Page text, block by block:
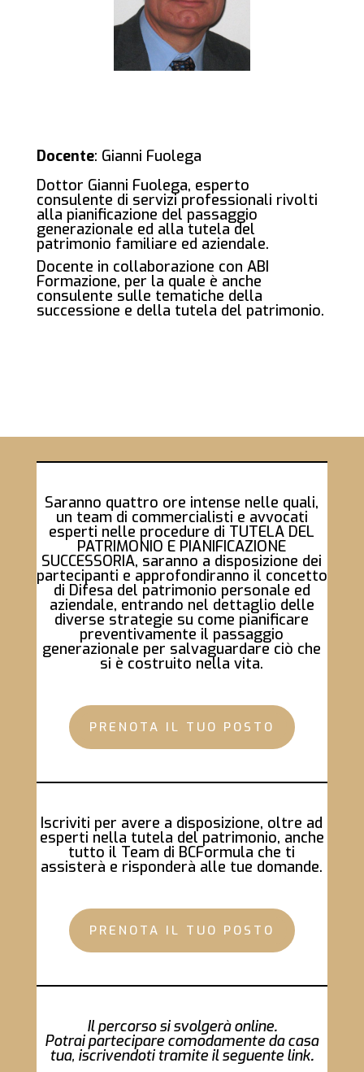
Docente: Gianni Fuolega
Dottor Gianni Fuolega, esperto
consulente di servizi professionali rivolti
alla pianificazione del passaggio
generazionale ed alla tutela del
patrimonio familiare ed aziendale.
Docente in collaborazione con ABI
Formazione, per la quale è anche
consulente sulle tematiche della
successione e della tutela del patrimonio.
Saranno quattro ore intense nelle quali,
un team di commercialisti e avvocati
esperti nelle procedure di TUTELA DEL
PATRIMONIO E PIANIFICAZIONE
SUCCESSORIA, saranno a disposizione dei
partecipanti e approfondiranno il concetto
di Difesa del patrimonio personale ed
aziendale, entrando nel dettaglio delle
diverse strategie su come pianificare
preventivamente il passaggio
generazionale per salvaguardare ciò che
si è costruito nella vita.
PRENOTA IL TUO POSTO
Iscriviti per avere a disposizione, oltre ad
esperti nella tutela del patrimonio, anche
tutto il Team di BCFormula che ti
assisterà e risponderà alle tue domande.
PRENOTA IL TUO POSTO
Il percorso si svolgerà online.
Potrai partecipare comodamente da casa
tua, iscrivendoti tramite il seguente link.